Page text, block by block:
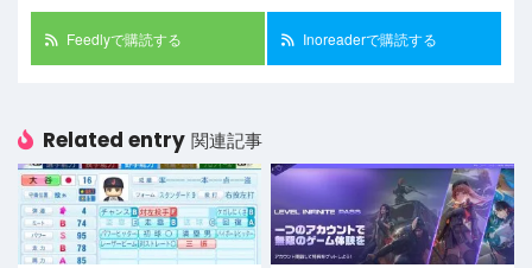
Feedlyで購読する Inoreaderで購読する
Related entry 関連記事